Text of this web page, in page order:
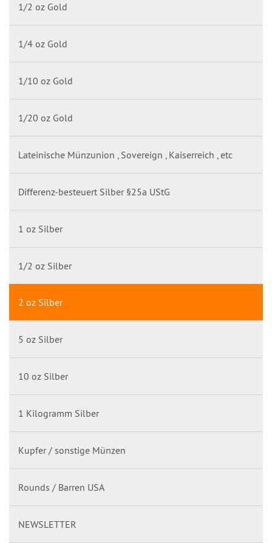
1/2 oz Gold
1/4 oz Gold
1/10 oz Gold
1/20 oz Gold
Lateinische Münzunion , Sovereign , Kaiserreich , etc
Differenz-besteuert Silber §25a UStG
1 oz Silber
1/2 oz Silber
2 oz Silber
5 oz Silber
10 oz Silber
1 Kilogramm Silber
Kupfer / sonstige Münzen
Rounds / Barren USA
NEWSLETTER